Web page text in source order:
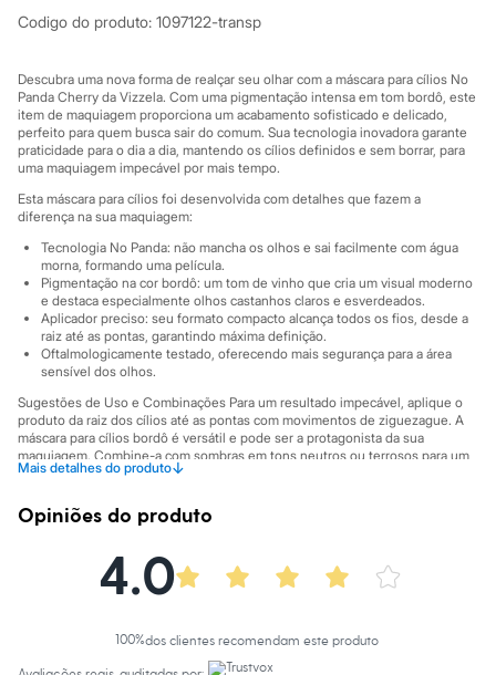
Rasteirinhas
Tênis
Marcas
City
Clock House
Mindset
Yessica
Moda esportiva
Acessórios
Blusas
Calçados
Leggings
Shorts e Bermudas
Tops
Moda íntima
Calcinhas
Cintas e Modeladores
Meias
Pijamas
Sutiãs e Tops
Biquínis
Maiôs
Personagens
Blusas e Camisetas
Casacos e Jaquetas
Jeans
Codigo do produto: 1097122-transp
Descubra uma nova forma de realçar seu olhar com a máscara para cílios No
Panda Cherry da Vizzela. Com uma pigmentação intensa em tom bordô, este
item de maquiagem proporciona um acabamento sofisticado e delicado,
perfeito para quem busca sair do comum. Sua tecnologia inovadora garante
praticidade para o dia a dia, mantendo os cílios definidos e sem borrar, para
uma maquiagem impecável por mais tempo.
Esta máscara para cílios foi desenvolvida com detalhes que fazem a
diferença na sua maquiagem:
Tecnologia No Panda: não mancha os olhos e sai facilmente com água
morna, formando uma película.
Pigmentação na cor bordô: um tom de vinho que cria um visual moderno
e destaca especialmente olhos castanhos claros e esverdeados.
Aplicador preciso: seu formato compacto alcança todos os fios, desde a
raiz até as pontas, garantindo máxima definição.
Oftalmologicamente testado, oferecendo mais segurança para a área
sensível dos olhos.
Sugestões de Uso e Combinações Para um resultado impecável, aplique o
produto da raiz dos cílios até as pontas com movimentos de ziguezague. A
máscara para cílios bordô é versátil e pode ser a protagonista da sua
maquiagem. Combine-a com sombras em tons neutros ou terrosos para um
contraste elegante, ou use-a sozinha para um toque de cor sutil e moderno
A gente se encontra na C&A! ❤
Mais detalhes do produto↓
Informacoes gerais:
Cor : Vinho
Marcas Vizzela
Opiniões do produto
4.0
100%dos clientes recomendam este produto